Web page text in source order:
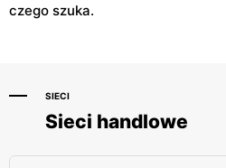
czego szuka.
SIECI
Sieci handlowe